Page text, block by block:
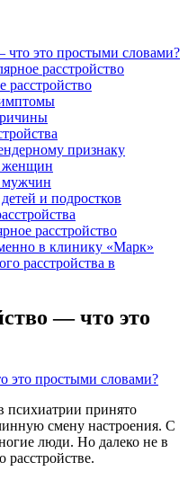
что это простыми словами?
расстройство
расстройство
признаку
женщин
мужчин
и подростков
расстройство
в клинику «Марк»
расстройства в
— что это
психиатрии принято
смену настроения. С
люди. Но далеко не в
расстройстве.